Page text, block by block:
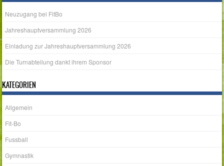
Neuzugang bei FitBo
Jahreshauptversammlung 2026
Einladung zur Jahreshauptversammlung 2026
Die Turnabteilung dankt ihrem Sponsor
KATEGORIEN
Allgemein
Fit-Bo
Fussball
Gymnastik